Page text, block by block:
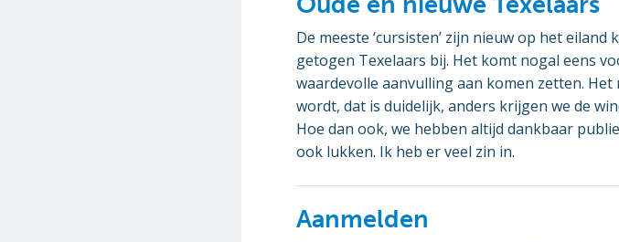
De meeste ‘cursisten’ zijn nieuw op het
getogen Texelaars bij. Het komt nogal eens
waardevolle aanvulling aan komen zetten.
wordt, dat is duidelijk, anders krijgen we de
Hoe dan ook, we hebben altijd dankbaar
ook lukken. Ik heb er veel zin in.
Aanmelden